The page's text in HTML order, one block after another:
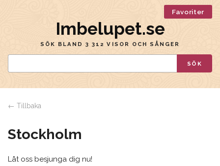
Favoriter
Imbelupet.se
SÖK BLAND 3 312 VISOR OCH SÅNGER
SÖK
← Tillbaka
Stockholm
Låt oss besjunga dig nu!